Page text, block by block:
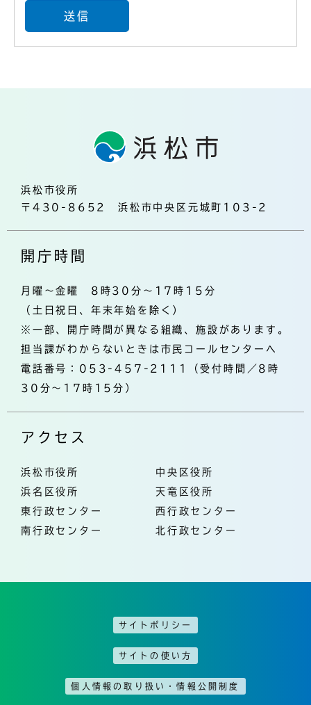
浜松市役所
〒430-8652 浜松市中央区元城町103-2
開庁時間
月曜～金曜 8時30分～17時15分
（土日祝日、年末年始を除く）
※一部、開庁時間が異なる組織、施設があります。
担当課がわからないときは市民コールセンターへ
電話番号：053-457-2111（受付時間／8時
30分～17時15分）
アクセス
浜松市役所
中央区役所
浜名区役所
天竜区役所
東行政センター
西行政センター
南行政センター
北行政センター
サイトポリシー
サイトの使い方
個人情報の取り扱い・情報公開制度